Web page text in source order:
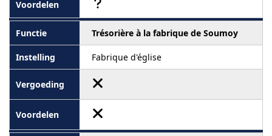
Trésorière à la fabrique de Soumoy
Fabrique d'église